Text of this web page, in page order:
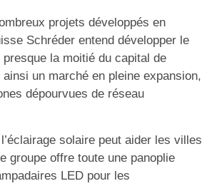
projets développés en
Schréder entend développer le
la moitié du capital de
ainsi un marché en pleine expansion,
dépourvues de réseau
solaire peut aider les villes
groupe offre toute une panoplie
LED pour les